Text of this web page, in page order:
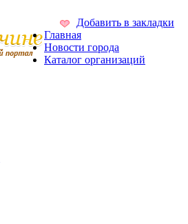
Добавить в закладки
Главная
Новости города
Каталог организаций